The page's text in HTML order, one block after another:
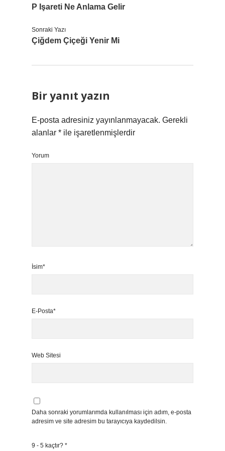
P Işareti Ne Anlama Gelir
Sonraki Yazı
Çiğdem Çiçeği Yenir Mi
Bir yanıt yazın
E-posta adresiniz yayınlanmayacak. Gerekli
alanlar * ile işaretlenmişlerdir
Yorum
İsim*
E-Posta*
Web Sitesi
Daha sonraki yorumlarımda kullanılması için adım, e-posta
adresim ve site adresim bu tarayıcıya kaydedilsin.
9 - 5 kaçtır? *